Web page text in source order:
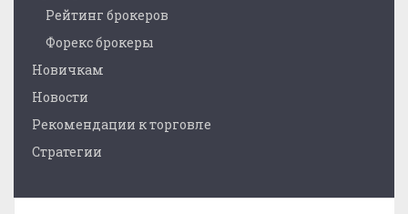
Рейтинг брокеров
Форекс брокеры
Новичкам
Новости
Рекомендации к торговле
Стратегии